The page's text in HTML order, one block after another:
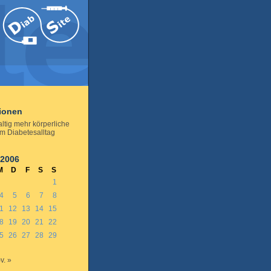
mehr körperliche
Diabetesalltag
D F S
S
1
4 5 6 7
8
12 13 14
15
19 20 21
22
26 27 28
29
»